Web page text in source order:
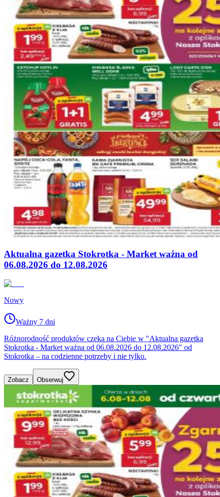
Aktualna gazetka Stokrotka - Market ważna od
06.08.2026 do 12.08.2026
Nowy
Ważny 7 dni
Różnorodność produktów czeka na Ciebie w "Aktualna gazetka
Stokrotka - Market ważna od 06.08.2026 do 12.08.2026" od
Stokrotka – na codzienne potrzeby i nie tylko.
Zobacz Obserwuj